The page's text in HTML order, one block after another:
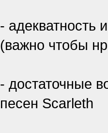
- адекватность
(важно чтобы
- достаточные
песен Scarleth